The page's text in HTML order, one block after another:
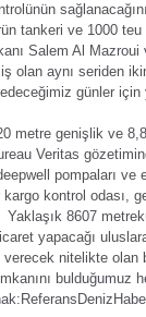
tankeri ve 1000
Salem Al
olan aynı seriden
günler için
metre genişlik ve
Veritas
pompaları ve
kontrol odası,
8607
yapacağı
nitelikte
bulduğumuz